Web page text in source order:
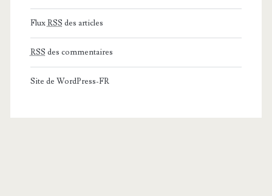
FluxRSS des articles
RSS des commentaires
Site de WordPress-FR